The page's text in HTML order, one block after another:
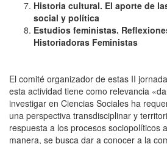
Historia cultural. El aporte de
social y política
Estudios feministas.
Historiadoras Feministas
El comité organizador de estas II
esta actividad tiene como relevancia
investigar en Ciencias Sociales ha
una perspectiva transdisciplinar y
respuesta a los procesos sociopolíticos
manera, se busca dar a conocer a la